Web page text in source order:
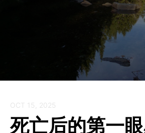
OCT 15, 2025
死亡后的第一